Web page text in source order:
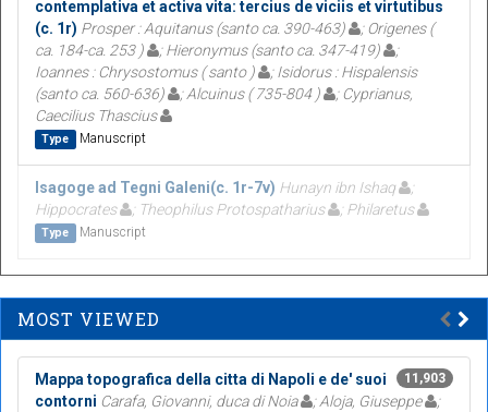
contemplativa et activa vita: tercius de viciis et virtutibus
(c. 1r) Prosper : Aquitanus (santo ca. 390-463)
; Origenes (
ca. 184-ca. 253 )
; Hieronymus (santo ca. 347-419)
;
Ioannes : Chrysostomus ( santo )
; Isidorus : Hispalensis
(santo ca. 560-636)
; Alcuinus ( 735-804 )
; Cyprianus,
Caecilius Thascius
Type Manuscript
Isagoge ad Tegni Galeni(c. 1r-7v) Hunayn ibn Ishaq
Hippocrates
; Theophilus Protospatharius ; Philaretus
Type Manuscript
MOST VIEWED
11,903
Mappa topografica della citta di Napoli e de' suoi
contorni Carafa, Giovanni, duca di Noia ; Aloja, Giuseppe
;